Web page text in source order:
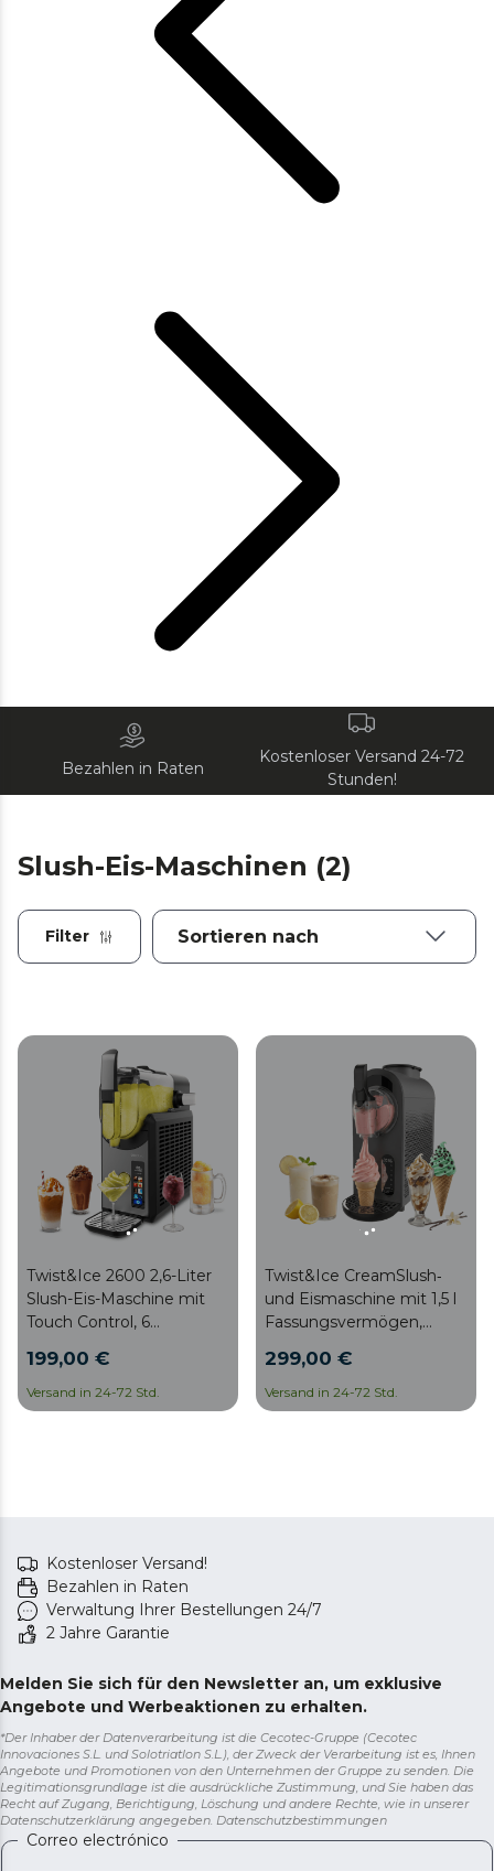
Bezahlen in Raten
Kostenloser Versand 24-72
Stunden!
Slush-Eis-Maschinen (2)
Filter
Twist&Ice 2600 2,6-Liter
Slush-Eis-Maschine mit
Touch Control, 6
Kühlung und
ergonomischem Design
mit tropffreiem Auslauf.
199,00 €
Versand in 24-72 Std.
Twist&Ice CreamSlush‑
und Eismaschine mit 1,5 l
Fassungsvermögen,
adaptiver Kühlung sowie
ergonomischem Design
mit tropffreiem
299,00 €
Versand in 24-72 Std.
Kostenloser Versand!
Bezahlen in Raten
Verwaltung Ihrer Bestellungen 24/7
2 Jahre Garantie
Melden Sie sich für den Newsletter an, um exklusive
Angebote und Werbeaktionen zu erhalten.
*Der Inhaber der Datenverarbeitung ist die Cecotec-Gruppe (Cecotec
Innovaciones S.L. und Solotriatlon S.L.), der Zweck der Verarbeitung ist es, Ihnen
Angebote und Promotionen von den Unternehmen der Gruppe zu senden. Die
Legitimationsgrundlage ist die ausdrückliche Zustimmung, und Sie haben das
Recht auf Zugang, Berichtigung, Löschung und andere Rechte, wie in unserer
Datenschutzerklärung angegeben. Datenschutzbestimmungen
Correo electrónico